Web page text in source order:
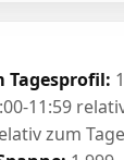
Tagesprofil:
11:59
zum